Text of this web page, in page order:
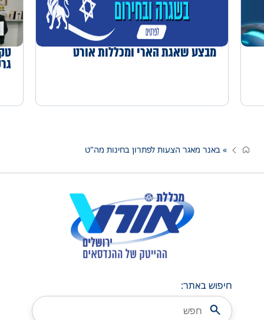
מבצע שאגת הארי ומכללות אורט
» באנר מאגר הצעות לפתרון בחינות מה"ט
חיפוש באתר: